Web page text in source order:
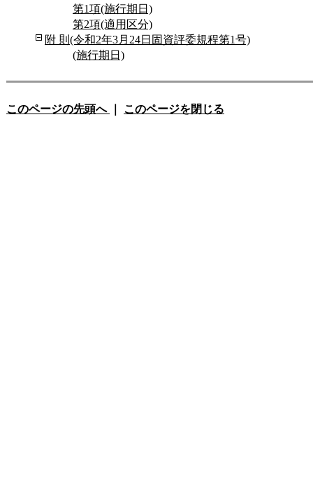
第1項(施行期日)
第2項(適用区分)
附 則(令和2年3月24日固資評委規程第1号)
(施行期日)
このページの先頭へ このページを閉じる